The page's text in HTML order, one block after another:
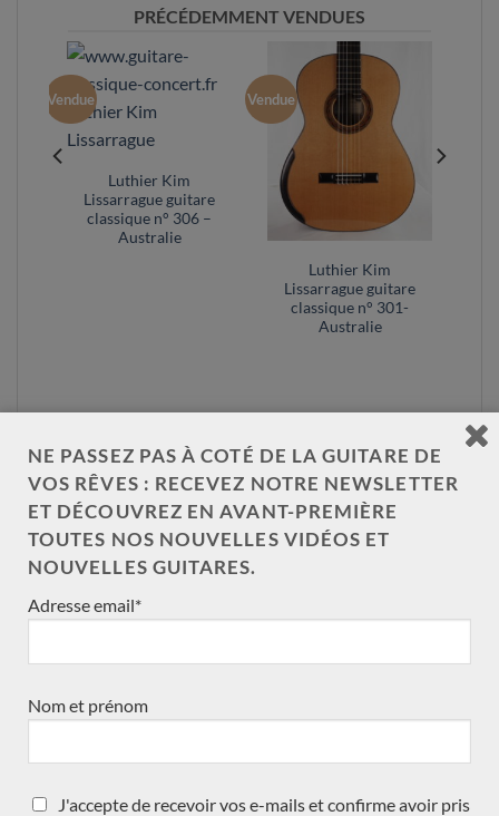
PRÉCÉDEMMENT VENDUES
Vendue
Luthier Kim
Lissarrague guitare
classique n° 306 –
Australie
Vendue
Luthier Kim
Lissarrague guitare
classique n° 301-
Australie
NOS CATÉGORIES DE GUITARE
Précédemment vendue
Mario Aracama
Enrico Bottelli
NE PASSEZ PAS À COTÉ DE LA GUITARE DE
VOS RÊVES : RECEVEZ NOTRE NEWSLETTER
ET DÉCOUVREZ EN AVANT-PREMIÈRE
TOUTES NOS NOUVELLES VIDÉOS ET
NOUVELLES GUITARES.
Adresse email*
Nom et prénom
J'accepte de recevoir vos e-mails et confirme avoir pris